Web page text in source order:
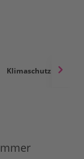
Klimaschutz